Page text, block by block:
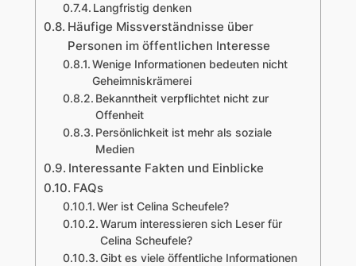
Langfristig denken
Häufige Missverständnisse über
Personen im öffentlichen Interesse
Wenige Informationen bedeuten nicht
Geheimniskrämerei
Bekanntheit verpflichtet nicht zur
Offenheit
Persönlichkeit ist mehr als soziale
Medien
Interessante Fakten und Einblicke
FAQs
Wer ist Celina Scheufele?
Warum interessieren sich Leser für
Celina Scheufele?
Gibt es viele öffentliche Informationen